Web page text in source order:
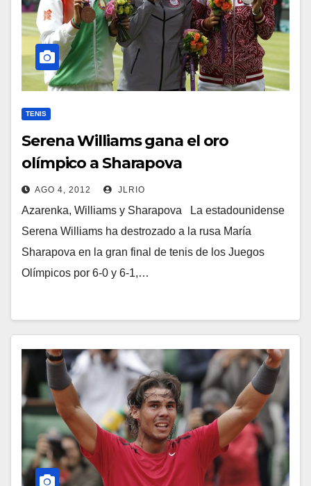
TENIS
Serena Williams gana el oro
olímpico a Sharapova
AGO 4, 2012 JLRIO
Azarenka, Williams y Sharapova La estadounidense
Serena Williams ha destrozado a la rusa María
Sharapova en la gran final de tenis de los Juegos
Olímpicos por 6-0 y 6-1,…